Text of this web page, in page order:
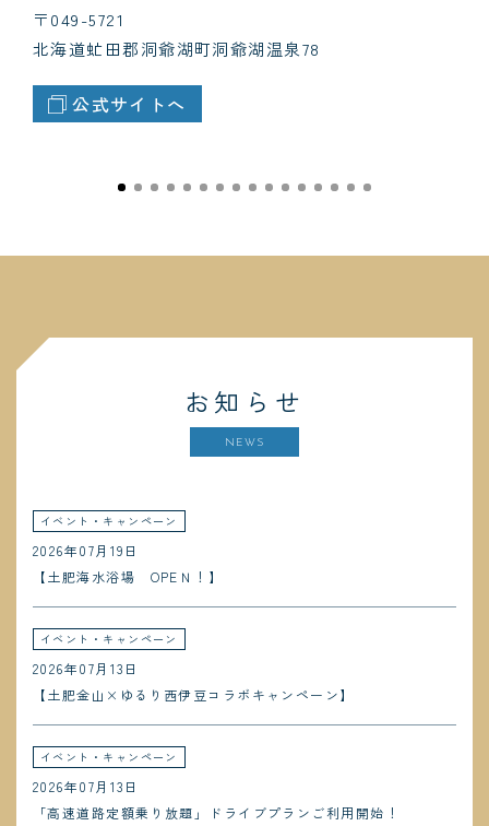
〒049-5721
北海道虻田郡洞爺湖町洞爺湖温泉78
公式サイトへ
お知らせ
NEWS
2026年07月19日
イベント・キャンペーン
【土肥海水浴場 OPEＮ！】
2026年07月13日
イベント・キャンペーン
【土肥金山×ゆるり西伊豆コラボキャンペーン】
2026年07月13日
イベント・キャンペーン
「高速道路定額乗り放題」ドライブプランご利用開始！